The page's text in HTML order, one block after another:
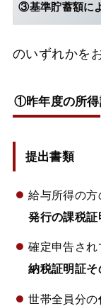
③基準貯蓄額に
のいずれかを
①昨年度の所得
提出書類
給与所得の方
発行の課税証
確定申告さ
納税証明証そ
世帯全員分の